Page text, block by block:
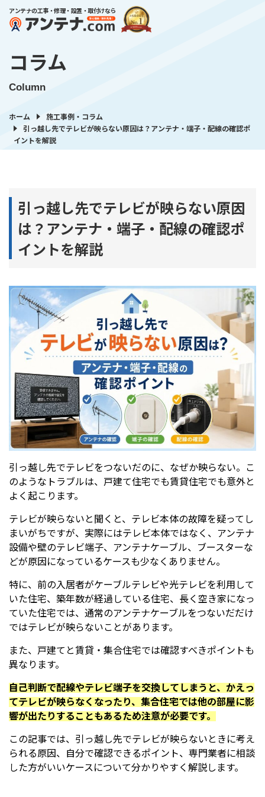
アンテナの工事・修理・設置・取付けなら
コラム
Column
ホーム
施工事例・コラム
引っ越し先でテレビが映らない原因は？アンテナ・端子・配線の確認ポ
イントを解説
引っ越し先でテレビが映らない原因
は？アンテナ・端子・配線の確認ポ
イントを解説
引っ越し先でテレビをつないだのに、なぜか映らない。こ
のようなトラブルは、戸建て住宅でも賃貸住宅でも意外と
よく起こります。
テレビが映らないと聞くと、テレビ本体の故障を疑ってし
まいがちですが、実際にはテレビ本体ではなく、アンテナ
設備や壁のテレビ端子、アンテナケーブル、ブースターな
どが原因になっているケースも少なくありません。
特に、前の入居者がケーブルテレビや光テレビを利用して
いた住宅、築年数が経過している住宅、長く空き家になっ
ていた住宅では、通常のアンテナケーブルをつないだだけ
ではテレビが映らないことがあります。
また、戸建てと賃貸・集合住宅では確認すべきポイントも
異なります。
自己判断で配線やテレビ端子を交換してしまうと、かえっ
てテレビが映らなくなったり、集合住宅では他の部屋に影
響が出たりすることもあるため注意が必要です。
この記事では、引っ越し先でテレビが映らないときに考え
られる原因、自分で確認できるポイント、専門業者に相談
した方がいいケースについて分かりやすく解説します。